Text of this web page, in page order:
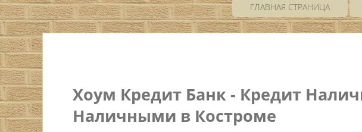
ГЛАВНАЯ СТРАНИЦА
Хоум Кредит Банк - Кредит
Наличными в Костроме